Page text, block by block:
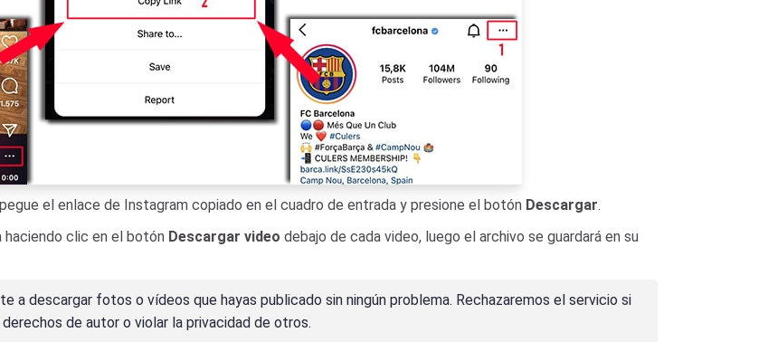
el enlace de Instagram copiado en el cuadro de entrada y presione el botón Descargar.
haciendo clic en el botón Descargar video debajo de cada video, luego el archivo se guardará en su
a descargar fotos o vídeos que hayas publicado sin ningún problema. Rechazaremos el servicio si
de autor o violar la privacidad de otros.